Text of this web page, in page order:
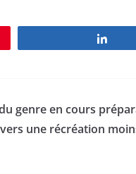
genre en cours
vers une récréation